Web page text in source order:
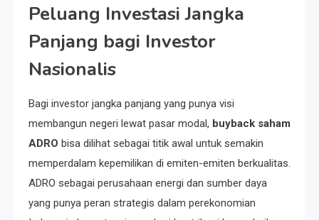
Peluang Investasi Jangka
Panjang bagi Investor
Nasionalis
Bagi investor jangka panjang yang punya visi
membangun negeri lewat pasar modal, buyback saham
ADRO bisa dilihat sebagai titik awal untuk semakin
memperdalam kepemilikan di emiten-emiten berkualitas.
ADRO sebagai perusahaan energi dan sumber daya
yang punya peran strategis dalam perekonomian